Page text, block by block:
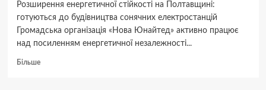
Розширення енергетичної стійкості на Полтавщині:
готуються до будівництва сонячних електростанцій
Громадська організація «Нова Юнайтед» активно працює
над посиленням енергетичної незалежності...
БільшеДокладніше